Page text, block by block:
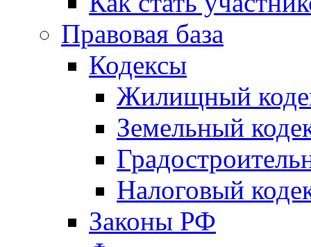
Правовая база
Кодексы
Жилищный
Земельный
Налоговый
Законы РФ